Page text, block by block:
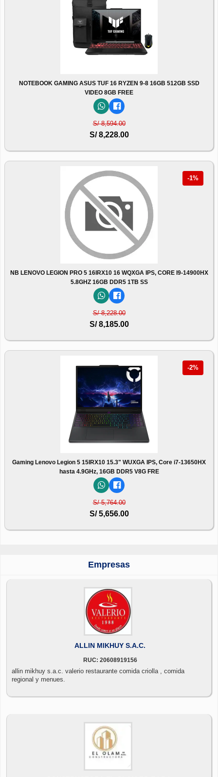
NOTEBOOK GAMING ASUS TUF 16 RYZEN 9-8 16GB 512GB SSD
VIDEO 8GB FREE
S/ 8,594.00
S/ 8,228.00
-1%
NB LENOVO LEGION PRO 5 16IRX10 16 WQXGA IPS, CORE I9-14900HX
5.8GHZ 16GB DDR5 1TB SS
S/ 8,228.00
S/ 8,185.00
-2%
Gaming Lenovo Legion 5 15IRX10 15.3" WUXGA IPS, Core i7-13650HX
hasta 4.9GHz, 16GB DDR5 V8G FRE
S/ 5,764.00
S/ 5,656.00
Empresas
ALLIN MIKHUY S.A.C.
RUC: 20608919156
allin mikhuy s.a.c. valerio restaurante comida criolla , comida
regional y menues.